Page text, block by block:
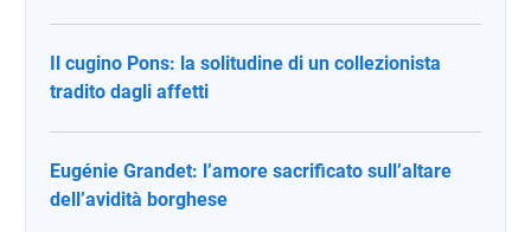
Il cugino Pons: la solitudine di un collezionista
tradito dagli affetti
Eugénie Grandet: l’amore sacrificato sull’altare
dell’avidità borghese